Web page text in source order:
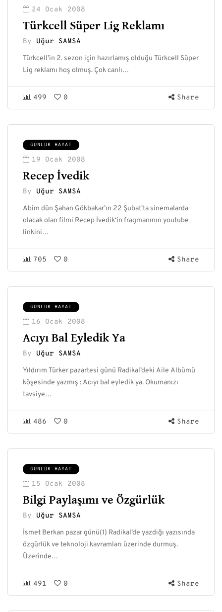
24 Ocak 2008
Türkcell Süper Lig Reklamı
By Uğur SAMSA
Türkcell’in 2. sezon için hazırlamış olduğu Türkcell Süper
Lig reklamı hoş olmuş. Çok canlı…
499 0 Share
GÜNLÜK HAYAT
19 Ocak 2008
Recep İvedik
By Uğur SAMSA
Abim dün Şahan Gökbakar’ın 22 Şubat’ta sinemalarda
olacak olan filmi Recep İvedik‘in fragmanının youtube
linkini…
705 0 Share
GÜNLÜK HAYAT
16 Ocak 2008
Acıyı Bal Eyledik Ya
By Uğur SAMSA
Yıldırım Türker pazartesi günü Radikal’deki Aile Albümü
köşesinde yazmış : Acıyı bal eyledik ya. Okumanızı
tavsiye…
486 0 Share
GÜNLÜK HAYAT
15 Ocak 2008
Bilgi Paylaşımı ve Özgürlük
By Uğur SAMSA
İsmet Berkan pazar günü(1) Radikal’de yazdığı yazısında
özgürlük ve teknoloji kavramları üzerinde durmuş.
Üzerinde…
491 0 Share